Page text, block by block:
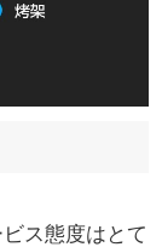
ス態度はとて